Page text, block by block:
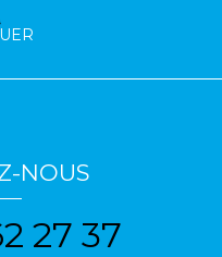
NOUS
27 37